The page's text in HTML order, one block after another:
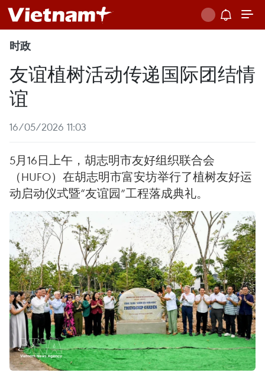
时政
友谊植树活动传递国际团结情
谊
16/05/2026 11:03
5月16日上午，胡志明市友好组织联合会
（HUFO）在胡志明市富安坊举行了植树友好运
动启动仪式暨“友谊园”工程落成典礼。